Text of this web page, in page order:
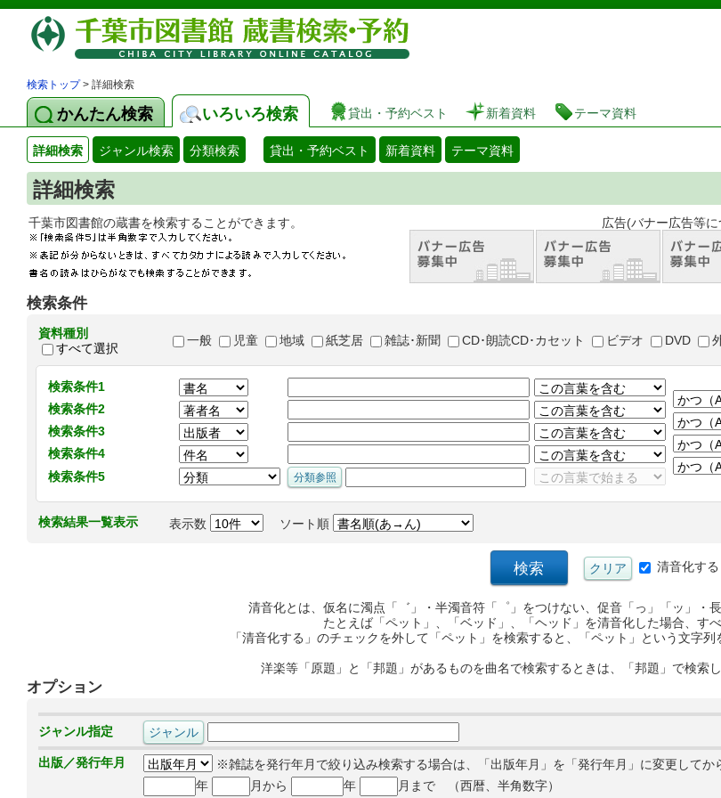
図書館 蔵書検索・予約システム
検索トップ> 詳細検索
かんたん検索 いろいろ検索 貸出・予約ベスト 新着資料 テーマ資料
詳細検索 ジャンル検索 分類検索 貸出・予約ベスト 新着資料 テーマ資料
詳細検索
千葉市図書館の蔵書を検索することができます。 広告(バナー広告等については、千葉
検索条件
資料種別
すべて選択
一般 児童 地域 紙芝居 雑誌･新聞 CD･朗読CD･カセット ビデオ DVD
検索条件1
検索条件2
検索条件3
検索条件4
検索条件5
検索結果一覧表示 表示数 ソート順
清音化する
清音化とは、仮名に濁点「゛」・半濁音符「゜」をつけない、促音「っ」「ッ」・
たとえば「ペット」、「ベッド」、「ヘッド」を清音化した場合、す
「清音化する」のチェックを外して「ペット」を検索すると、「ペット」という文字
洋楽等「原題」と「邦題」があるものを曲名で検索するときは、「邦題」で検索
オプション
ジャンル指定
出版／発行年月
※雑誌を発行年月で絞り込み検索する場合は、「出版年月」を「発行年月」に変更してか
年
月から 年 月まで （西暦、半角数字）